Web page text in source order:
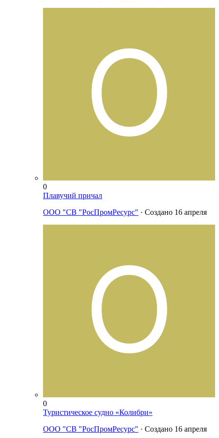
0
Плавучий причал
ООО "СВ "РосПромРесурс" · Создано 16 апреля
0
Туристическое судно «Колибри»
ООО "СВ "РосПромРесурс" · Создано 16 апреля